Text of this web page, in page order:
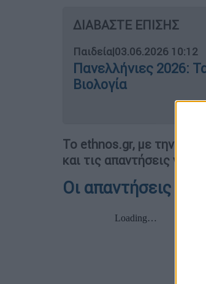
ΔΙΑΒΑΣΤΕ ΕΠΙΣΗΣ
Παιδεία|03.06.2026 10:12
Πανελλήνιες 2026:
Βιολογία
Το ethnos.gr, με την
και τις απαντήσεις για
Οι απαντήσεις